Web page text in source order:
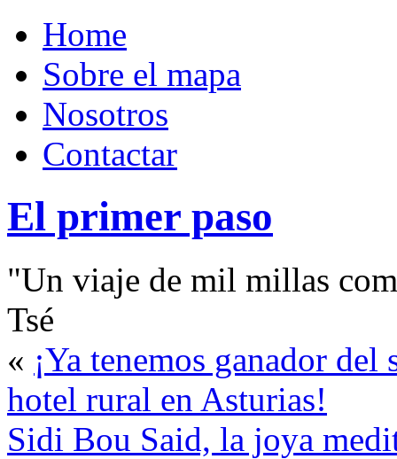
Home
Sobre el mapa
Nosotros
Contactar
El primer paso
"Un viaje de mil millas
Tsé
« ¡Ya tenemos ganador
hotel rural en Asturias!
Sidi Bou Said, la joya